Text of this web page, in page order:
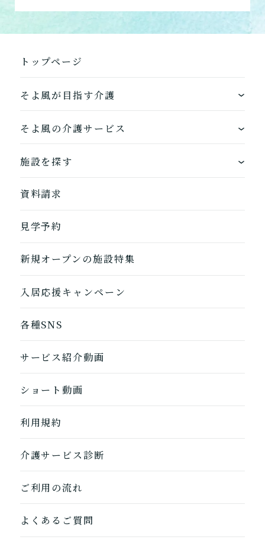
トップページ
そよ風が目指す介護
ワンストップサービス
お客様に選ばれるできたてのお食事
そよ風の介護サービス
ホームに入居する
自宅から通う
自宅に来てもらう
施設を探す
地図から探す
自宅から通う/来てもらう
資料請求
見学予約
新規オープンの施設特集
入居応援キャンペーン
各種SNS
サービス紹介動画
ショート動画
利用規約
介護サービス診断
ご利用の流れ
よくあるご質問